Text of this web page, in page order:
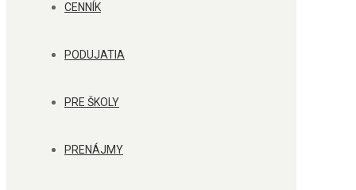
CENNÍK
PODUJATIA
PRE ŠKOLY
PRENÁJMY